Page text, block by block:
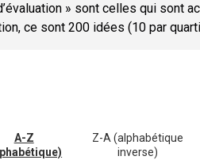
» sont celles qui sont
ce sont 200 idées (10 par
A-Z
Z-A (alphabétique
inverse)